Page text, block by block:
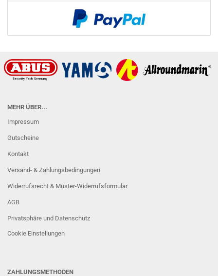
MEHR ÜBER...
Impressum
Gutscheine
Kontakt
Versand- & Zahlungsbedingungen
Widerrufsrecht & Muster-Widerrufsformular
AGB
Privatsphäre und Datenschutz
Cookie Einstellungen
ZAHLUNGSMETHODEN